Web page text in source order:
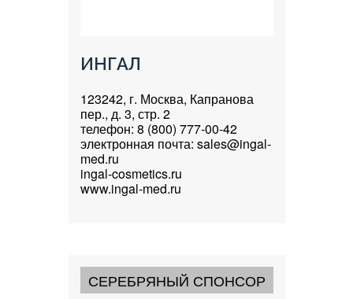
ИНГАЛ
123242, г. Москва, Капранова
пер., д. 3, стр. 2
телефон: 8 (800) 777-00-42
электронная почта: sales@ingal-
med.ru
ingal-cosmetics.ru
www.ingal-med.ru
СЕРЕБРЯНЫЙ СПОНСОР